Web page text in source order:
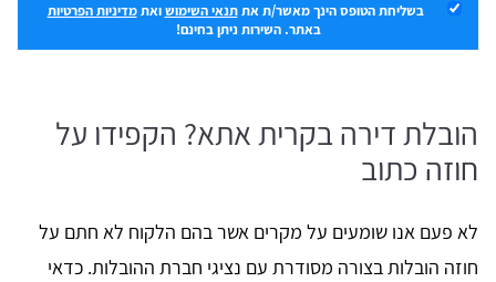
בשליחת הטופס הינך מאשר/ת אתתנאי השימושואתמדיניות הפרטיות
באתר. השירות ניתן בחינם!
הובלת דירה בקרית אתא? הקפידו על
חוזה כתוב
לא פעם אנו שומעים על מקרים אשר בהם הלקוח לא חתם על
חוזה הובלות בצורה מסודרת עם נציגי חברת ההובלות. כדאי